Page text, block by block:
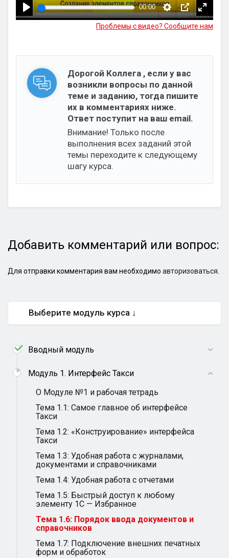
00:00
Проблемы с видео? Сообщите нам
Дорогой Коллега , если у вас
возникли вопросы по данной
теме и заданию, тогда пишите
их в комментариях ниже.
Ответ поступит на ваш email.
Внимание! Только после
выполнения всех заданий этой
темы переходите к следующему
шагу курса.
Добавить комментарий или вопрос:
Для отправки комментария вам необходимо авторизоваться.
Выберите модуль курса ↓
Вводный модуль
Модуль 1. Интерфейс Такси
О Модуле №1 и рабочая тетрадь
Тема 1.1: Самое главное об интерфейсе
Такси
Тема 1.2: «Конструирование» интерфейса
Такси
Тема 1.3: Удобная работа с журналами,
документами и справочниками
Тема 1.4: Удобная работа с отчетами
Тема 1.5: Быстрый доступ к любому
элементу 1С — Избранное
Тема 1.6: Порядок ввода документов и
справочников
Тема 1.7: Подключение внешних печатных
форм и обработок